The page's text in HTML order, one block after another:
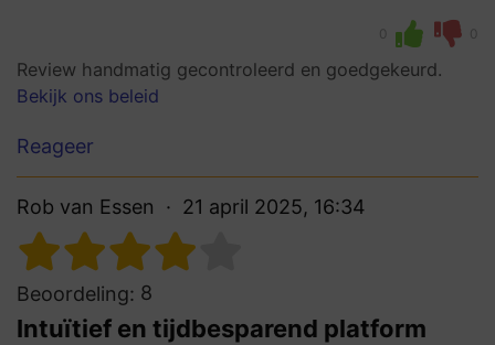
0 0
Review handmatig gecontroleerd en goedgekeurd.
Bekijk ons beleid
Reageer
Rob van Essen 21 april 2025, 16:34
Beoordeling: 8
Intuïtief en tijdbesparend platform